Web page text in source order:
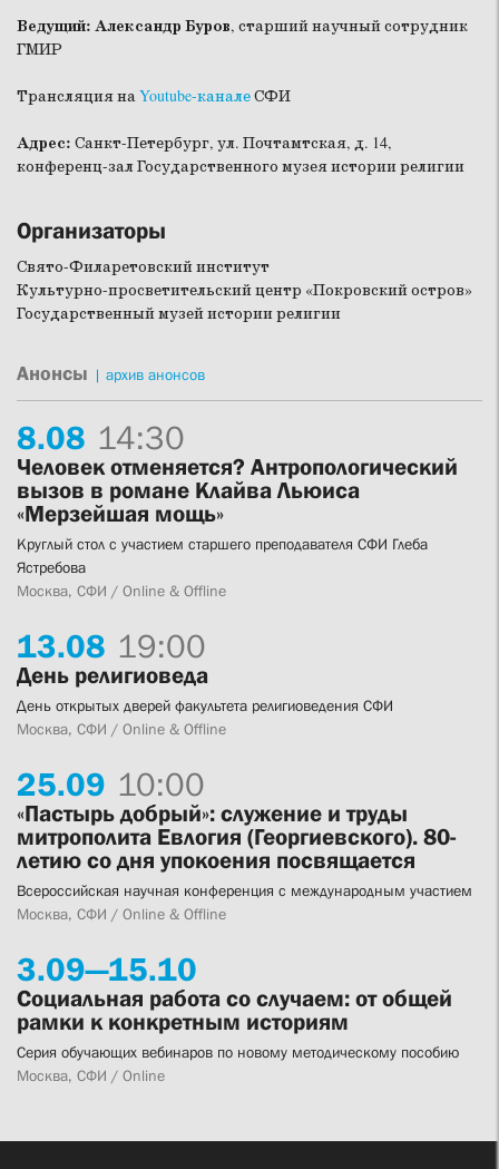
Ведущий: Александр Буров, старший научный сотрудник
ГМИР
Трансляция наYoutube-каналеСФИ
Адрес: Санкт-Петербург, ул. Почтамтская, д. 14,
конференц-зал Государственного музея истории религии
Организаторы
Свято-Филаретовский институт
Культурно-просветительский центр «Покровский остров»
Государственный музей истории религии
Анонсы | архив анонсов
8.08 14:30
Человек отменяется? Антропологический
вызов в романе Клайва Льюиса
«Мерзейшая мощь»
Круглый стол с участием старшего преподавателя СФИ Глеба
Ястребова
Москва, СФИ / Online & Offline
13.08 19:00
День религиоведа
День открытых дверей факультета религиоведения СФИ
Москва, СФИ / Online & Offline
25.09 10:00
«Пастырь добрый»: служение и труды
митрополита Евлогия (Георгиевского). 80-
летию со дня упокоения посвящается
Всероссийская научная конференция с международным участием
Москва, СФИ / Online & Offline
3.09—15.10
Социальная работа со случаем: от общей
рамки к конкретным историям
Серия обучающих вебинаров по новому методическому пособию
Москва, СФИ / Online